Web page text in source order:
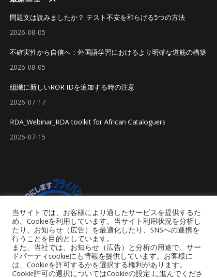
問題文は読みましたか？ テスト不安を和らげる5つの方法
2026-08-05
不確実性から自信へ：外国語学習におけるより明確な道筋の構築
2026-08-05
組織に新しいROR IDを追加する時の注意
2026-07-17
RDA_Webinar_RDA toolkit for African Cataloguers
2026-07-15
当サイトでは、お客様により適したサービスを提供するた
め、Cookieを利用しています。当サイト利用状況を分析し
たり、お知らせ（広告）を最適化したり、SNSへの連携を
行うことを目的としています。
また、当社では、お知らせ（広告）と分析の用途で、サー
ドパーティcookieにも情報を提供しています。お客様に
は、Cookieを許可するかを選択する権利があります。
Cookie許可の選択についてはCookieの設定 に進んでくださ